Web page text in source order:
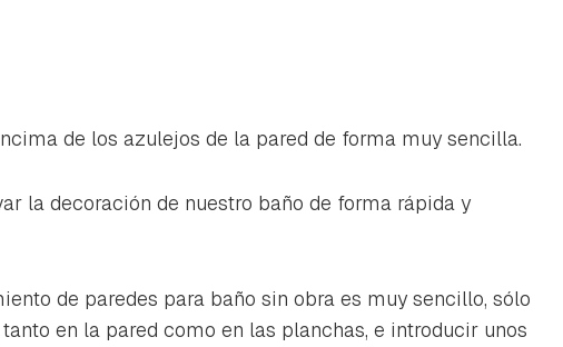
de los azulejos de la pared de forma muy sencilla.
la decoración de nuestro baño de forma rápida y
de paredes para baño sin obra es muy sencillo, sólo
en la pared como en las planchas, e introducir unos